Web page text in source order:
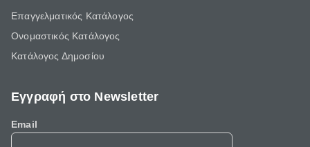
Επαγγελματικός Κατάλογος
Ονομαστικός Κατάλογος
Κατάλογος Δημοσίου
Εγγραφή στο Newsletter
Email